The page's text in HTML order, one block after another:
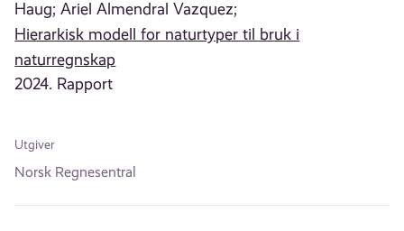
Haug; Ariel Almendral Vazquez;
Hierarkisk modell for naturtyper til bruk i
naturregnskap
2024. Rapport
Utgiver
Norsk Regnesentral